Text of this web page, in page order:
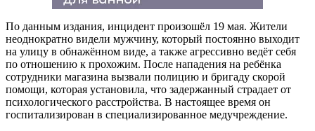
По данным издания, инцидент произошёл 19 мая. Жители
неоднократно видели мужчину, который постоянно выходит
на улицу в обнажённом виде, а также агрессивно ведёт себя
по отношению к прохожим. После нападения на ребёнка
сотрудники магазина вызвали полицию и бригаду скорой
помощи, которая установила, что задержанный страдает от
психологического расстройства. В настоящее время он
госпитализирован в специализированное медучреждение.